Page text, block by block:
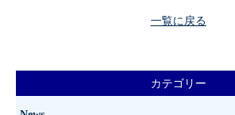
一覧に戻る
カテゴリー